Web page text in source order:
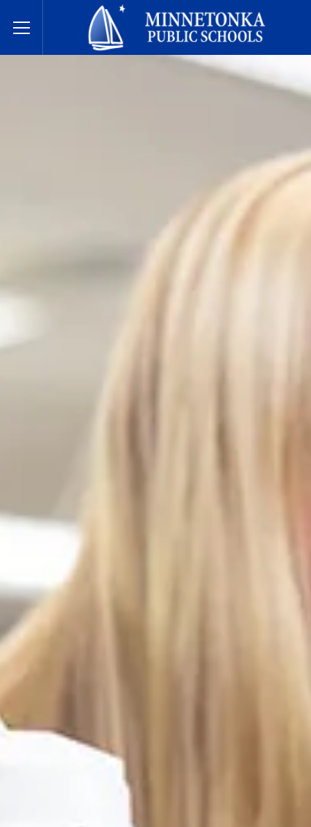
Toggle Menu
Hệ thống Trường Công lập Minnetonka